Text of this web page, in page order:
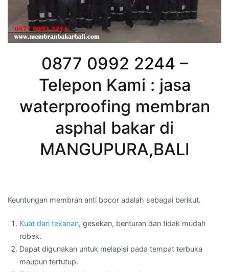
0877 0992 2244 –
Telepon Kami : jasa
waterproofing membran
asphal bakar di
MANGUPURA,BALI
Keuntungan membran anti bocor adalah sebagai berikut.
Kuat dari tekanan, gesekan, benturan dan tidak mudah
robek.
Dapat digunakan untuk melapisi pada tempat terbuka
maupun tertutup.